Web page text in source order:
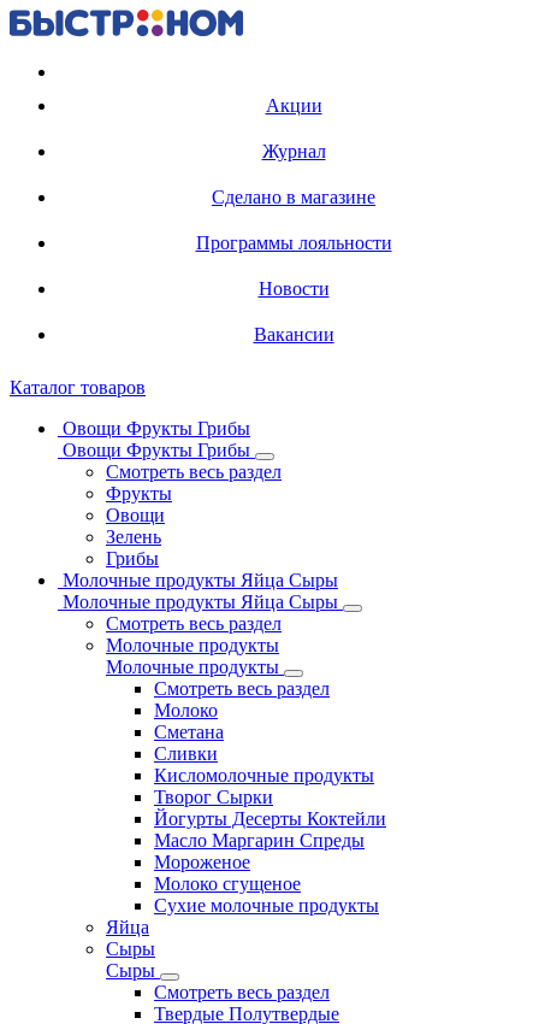
Акции
Журнал
Сделано в магазине
Программы лояльности
Новости
Вакансии
Каталог товаров
Овощи Фрукты Грибы
Овощи Фрукты Грибы
Смотреть весь раздел
Фрукты
Овощи
Зелень
Грибы
Молочные продукты Яйца Сыры
Молочные продукты Яйца Сыры
Смотреть весь раздел
Молочные продукты
Молочные продукты
Смотреть весь раздел
Молоко
Сметана
Сливки
Кисломолочные продукты
Творог Сырки
Йогурты Десерты Коктейли
Масло Маргарин Спреды
Мороженое
Молоко сгущеное
Сухие молочные продукты
Яйца
Сыры
Сыры
Смотреть весь раздел
Твердые Полутвердые